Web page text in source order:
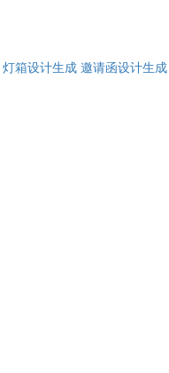
灯箱设计生成 邀请函设计生成